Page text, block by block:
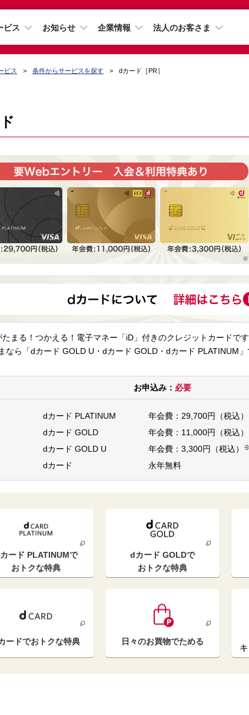
ビス お知らせ 企業情報 法人のお客さま
ビス 条件からサービスを探す dカード［PR］
まる！つかえる！電子マネー「iD」付きのクレジットカードで
なら「dカード GOLD U・dカード GOLD・dカード PLATINUM」
お申込み： 必要
dカード PLATINUM
年会費：29,700円（税込）
dカード GOLD
年会費：11,000円（税込）
dカード GOLD U
年会費：3,300円（税込）
dカード 永年無料
ード PLATINUMで
おトクな特典
dカード GOLDで
おトクな特典
ードでおトクな特典 日々のお買物でためる